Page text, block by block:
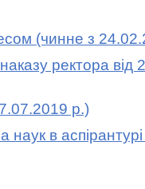
(чинне з
ректора від
р.)
в